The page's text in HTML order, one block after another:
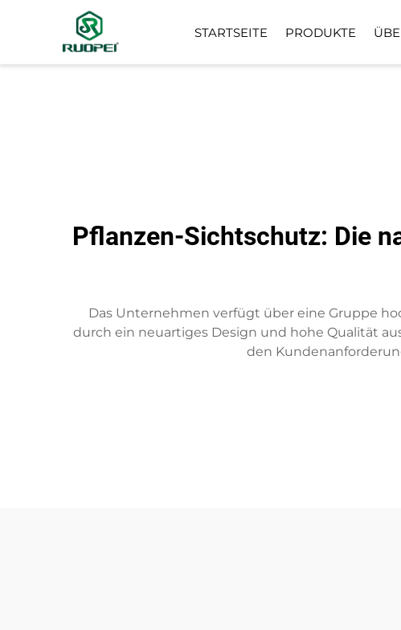
STARTSEITE PRODUKTE
Pflanzen-Sichtschutz: Die
Das Unternehmen verfügt über eine Gruppe
durch ein neuartiges Design und hohe Qualität
den